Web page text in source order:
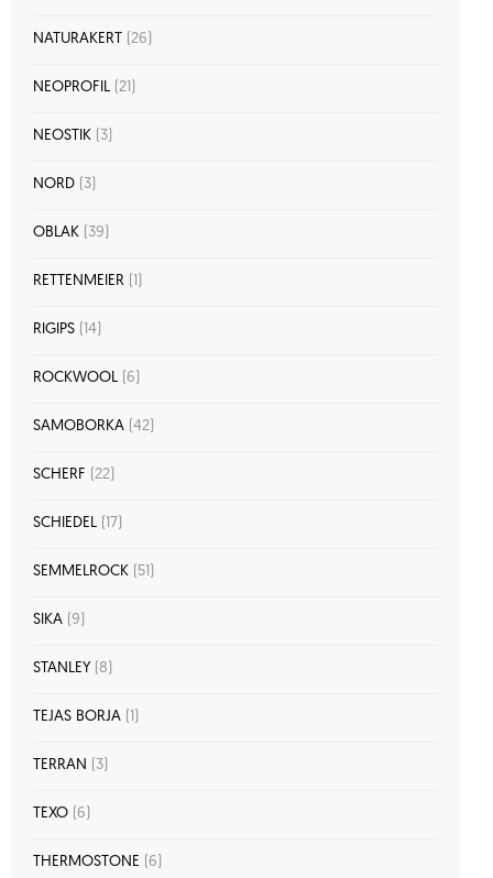
NATURAKERT (26)
NEOPROFIL (21)
NEOSTIK (3)
NORD (3)
OBLAK (39)
RETTENMEIER (1)
RIGIPS (14)
ROCKWOOL (6)
SAMOBORKA (42)
SCHERF (22)
SCHIEDEL (17)
SEMMELROCK (51)
SIKA (9)
STANLEY (8)
TEJAS BORJA (1)
TERRAN (3)
TEXO (6)
THERMOSTONE (6)